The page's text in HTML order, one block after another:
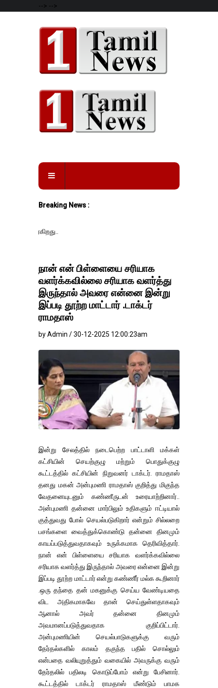
--> -->
Breaking News :
நான் என் பிள்ளையை சரியாக
வளர்க்கவில்லை சரியாக வளர்த்து
இருந்தால் அவரை என்னை இன்று
இப்படி தூற்ற மாட்டார் .டாக்டர்
ராமதாஸ்
by Admin / 30-12-2025 12:00:23am
இன்று சேலத்தில் நடைபெற்ற பாட்டாளி மக்கள்
கட்சியின் செயற்குழு மற்றும் பொதுக்குழு
கூட்டத்தில் கட்சியின் நிறுவனர் டாக்டர். ராமதாஸ்
தனது மகன் அன்புமணி ராமதாஸ் குறித்து மிகுந்த
வேதனையுடனும் கண்ணீருடன் உரையாற்றினார்..
அன்புமணி தன்னை மார்பிலும் உதிகளும் ஈட்டியால்
குத்துவது போல் செயல்படுகிறார் என்றும் சில்லறை
பசங்களை வைத்துக்கொண்டு தன்னை தினமும்
காயப்படுத்துவதாகவும் உருக்கமாக தெரிவித்தார்.
நான் என் பிள்ளையை சரியாக வளர்க்கவில்லை
சரியாக வளர்த்து இருந்தால் அவரை என்னை இன்று
இப்படி தூற்ற மாட்டார் என்று கண்ணீர் மல்க கூறினார்
.ஒரு தந்தை தன் மகனுக்கு செய்ய வேண்டியதை
விட அதிகமாகவே தான் செய்துள்ளதாகவும்
ஆனால் அவர் தன்னை தினமும்
அவமானப்படுத்துவதாக குறிப்பிட்டார்.
அன்புமணியின் செயல்பாடுகளுக்கு வரும்
தேர்தல்களில் காலம் தகுந்த பதில் சொல்லும்
என்பதை வலியுறுத்தும் வகையில் அவருக்கு வரும்
தேர்தலில் பதிலடி கொடுப்போம் என்று பேசினார்.
கூட்டத்தில் டாக்டர் ராமதாஸ் மீண்டும் பாமக